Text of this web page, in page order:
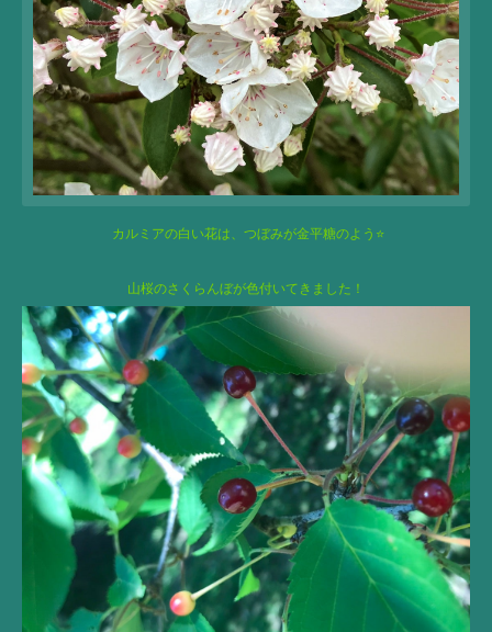
カルミアの白い花は、 つぼみが金平糖のよう⭐️
山桜のさくらんぼが色付いてきました！